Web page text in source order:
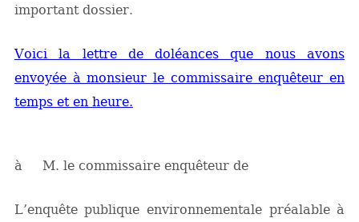
important dossier.
Voici la lettre de doléances que nous avons
envoyée à monsieur le commissaire enquêteur en
temps et en heure.
à M. le commissaire enquêteur de
L’enquête publique environnementale préalable à